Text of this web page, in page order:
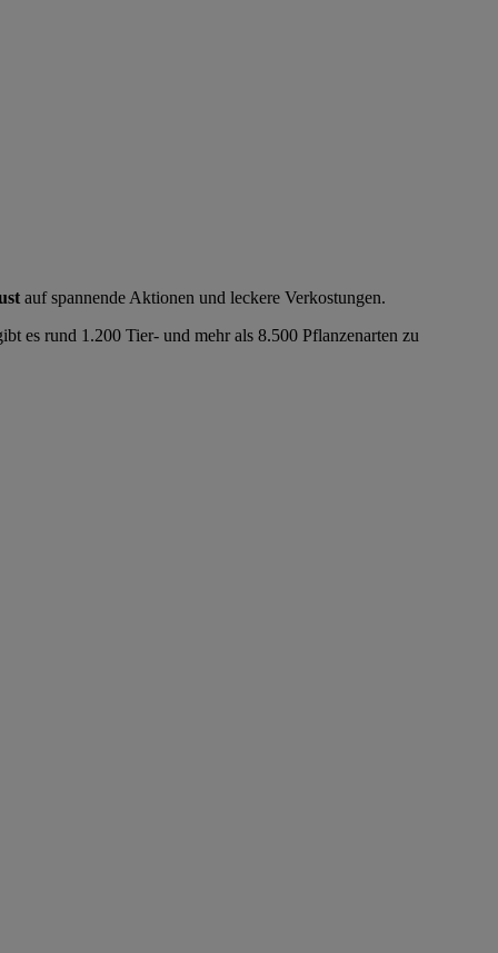
auf spannende Aktionen und leckere Verkostungen.
es rund 1.200 Tier- und mehr als 8.500 Pflanzenarten zu